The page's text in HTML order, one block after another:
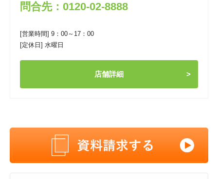
問合先：0120-02-8888
[営業時間] 9：00～17：00
[定休日] 水曜日
店舗詳細